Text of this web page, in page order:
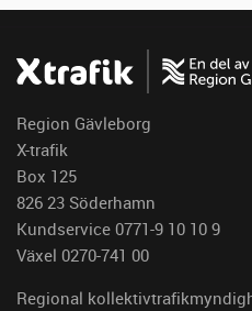
Region Gävleborg
X-trafik
Box 125
826 23 Söderhamn
Kundservice 0771-9 10 10 9
Växel 0270-741 00
Regional